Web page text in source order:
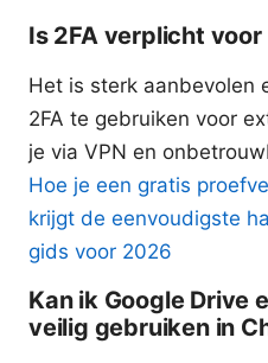
Is 2FA verplicht voor
Het is sterk aanbevolen
2FA te gebruiken voor
je via VPN en
Hoe je een gratis
krijgt de eenvoudigste
gids voor 2026
Kan ik Google Drive
veilig gebruiken in